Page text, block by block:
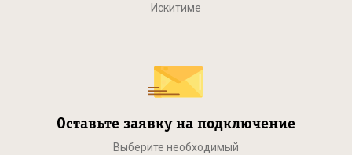
Искитиме
Оставьте заявку на подключение
Выберите необходимый